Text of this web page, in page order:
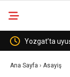
uyuşturucu
Ana Sayfa › Asayiş